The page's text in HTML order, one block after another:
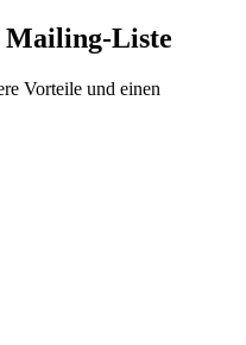
Mailing-Liste
Vorteile und einen